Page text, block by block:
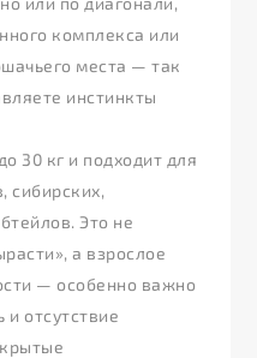
комплекса или
места — так
инстинкты
30 кг и подходит для
сибирских,
Это не
а взрослое
— особенно важно
отсутствие